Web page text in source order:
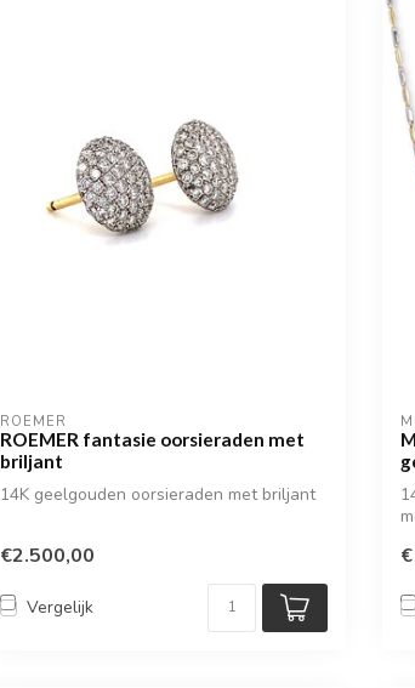
ROEMER
ROEMER fantasie oorsieraden met
briljant
14K geelgouden oorsieraden met briljant
€2.500,00
Vergelijk